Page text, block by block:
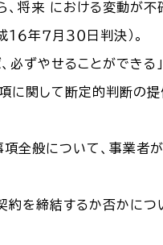
、将来 における変動が
年７月３０日判決）。
必ずやせることができる
に関して断定的判断の
項全般について、事業者
契約を締結するか否かに